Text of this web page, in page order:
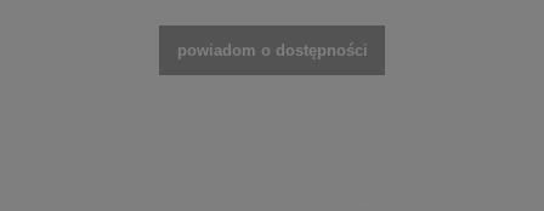
powiadom o dostępności